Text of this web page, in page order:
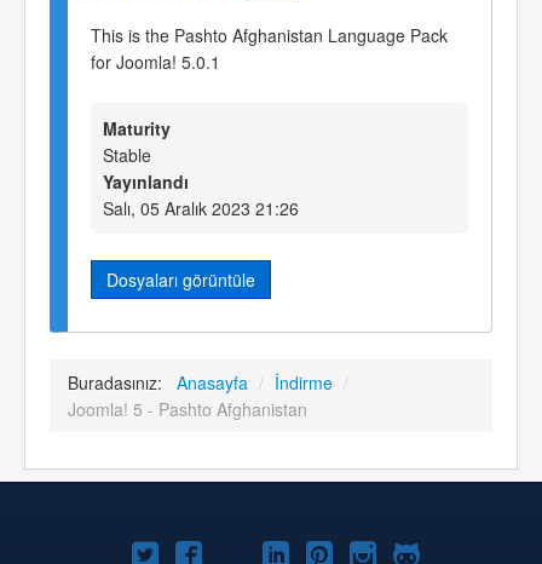
This is the Pashto Afghanistan Language Pack
for Joomla! 5.0.1
Maturity
Stable
Yayınlandı
Salı, 05 Aralık 2023 21:26
Dosyaları görüntüle
Buradasınız: Anasayfa / İndirme /
Joomla! 5 - Pashto Afghanistan
Twitter'daFacebook'da
YouTube'da
LinkedIn'de
Pinterest'de
Instagram'da
GitHub'da